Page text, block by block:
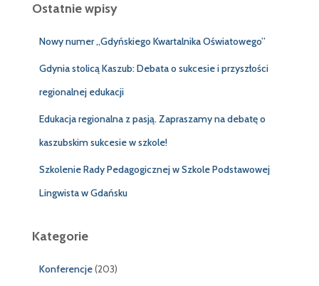
k
Ostatnie wpisy
Nowy numer „Gdyńskiego Kwartalnika Oświatowego”
Gdynia stolicą Kaszub: Debata o sukcesie i przyszłości
regionalnej edukacji
Edukacja regionalna z pasją. Zapraszamy na debatę o
kaszubskim sukcesie w szkole!
Szkolenie Rady Pedagogicznej w Szkole Podstawowej
Lingwista w Gdańsku
Kategorie
Konferencje(203)